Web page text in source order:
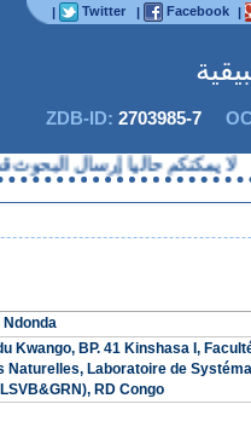
| Twitter | Facebook |
ZDB-ID: 2703985-7
لا يمكنكم حاليا إرسال البحوث
Ndonda
Kwango, BP. 41 Kinshasa I,
Naturelles, Laboratoire de
RD Congo